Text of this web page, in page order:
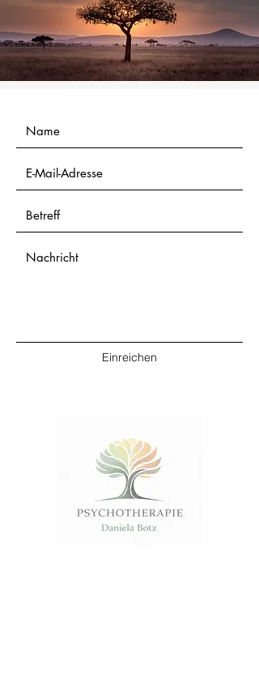
Einreichen